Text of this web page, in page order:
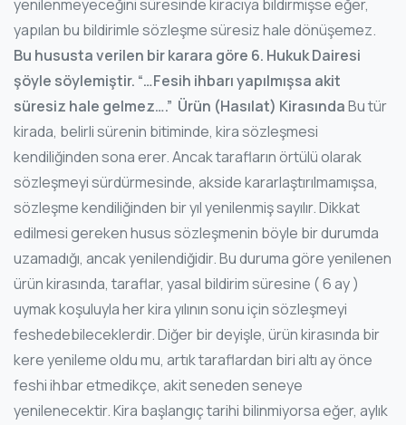
yenilenmeyeceğini süresinde kiracıya bildirmişse eğer,
yapılan bu bildirimle sözleşme süresiz hale dönüşemez.
Bu hususta verilen bir karara göre 6. Hukuk Dairesi
şöyle söylemiştir. “…Fesih ihbarı yapılmışsa akit
süresiz hale gelmez….” Ürün (Hasılat) KirasındaBu tür
kirada, belirli sürenin bitiminde, kira sözleşmesi
kendiliğinden sona erer. Ancak tarafların örtülü olarak
sözleşmeyi sürdürmesinde, akside kararlaştırılmamışsa,
sözleşme kendiliğinden bir yıl yenilenmiş sayılır. Dikkat
edilmesi gereken husus sözleşmenin böyle bir durumda
uzamadığı, ancak yenilendiğidir. Bu duruma göre yenilenen
ürün kirasında, taraflar, yasal bildirim süresine ( 6 ay )
uymak koşuluyla her kira yılının sonu için sözleşmeyi
feshedebileceklerdir. Diğer bir deyişle, ürün kirasında bir
kere yenileme oldu mu, artık taraflardan biri altı ay önce
feshi ihbar etmedikçe, akit seneden seneye
yenilenecektir. Kira başlangıç tarihi bilinmiyorsa eğer, aylık